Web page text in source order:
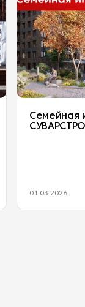
Семейная
01.03.2026